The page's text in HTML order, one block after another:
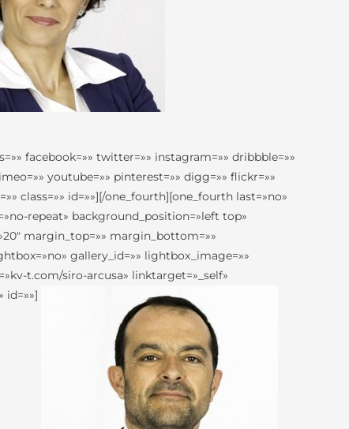
facebook=»» twitter=»» instagram=»» dribbble=»»
youtube=»» pinterest=»» digg=»» flickr=»»
class=»» id=»»][/one_fourth][one_fourth last=»no»
repeat» background_position=»left top»
margin_top=»» margin_bottom=»»
gallery_id=»» lightbox_image=»»
t.com/siro-arcusa» linktarget=»_self»
id=»»]